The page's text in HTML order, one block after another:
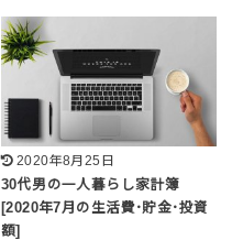
2020年8月25日
30代男の一人暮らし家計簿
[2020年7月の生活費･貯金･投資
額]